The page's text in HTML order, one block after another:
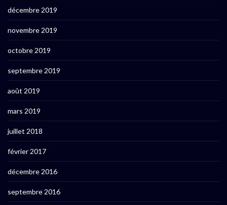
décembre 2019
novembre 2019
octobre 2019
septembre 2019
août 2019
mars 2019
juillet 2018
février 2017
décembre 2016
septembre 2016